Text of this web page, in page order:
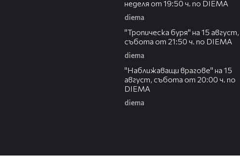
неделя от 19:50 ч. по DIEMA
diema
"Тропическа буря" на 15 август,
събота от 21:50 ч. по DIEMA
diema
"Наближаващи врагове" на 15
август, събота от 20:00 ч. по
DIEMA
diema